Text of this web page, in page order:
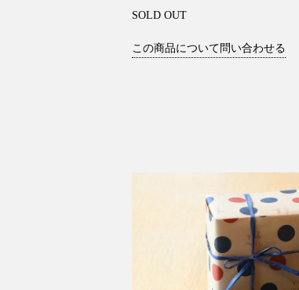
SOLD OUT
この商品について問い合わせる